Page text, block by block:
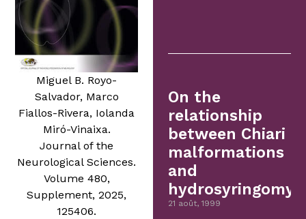
Miguel B. Royo-
Salvador, Marco
Fiallos-Rivera, Iolanda
Miró-Vinaixa.
Journal of the
Neurological Sciences.
Volume 480,
Supplement, 2025,
125406.
On the
relationship
between Chiari
malformations
and
21 août, 1999